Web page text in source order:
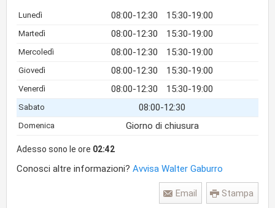
Lunedì 08:00-12:30 15:30-19:00
Martedì 08:00-12:30 15:30-19:00
Mercoledì 08:00-12:30 15:30-19:00
Giovedì 08:00-12:30 15:30-19:00
Venerdì 08:00-12:30 15:30-19:00
Sabato 08:00-12:30
Domenica Giorno di chiusura
Adesso sono le ore 02:42
Conosci altre informazioni? Avvisa Walter Gaburro
Stampa
Email